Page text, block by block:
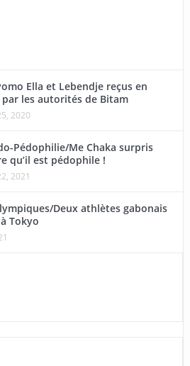
Ella et Lebendje reçus en
les autorités de Bitam
2020
Pédophilie/Me Chaka surpris
qu’il est pédophile !
2021
Deux athlètes gabonais
Tokyo